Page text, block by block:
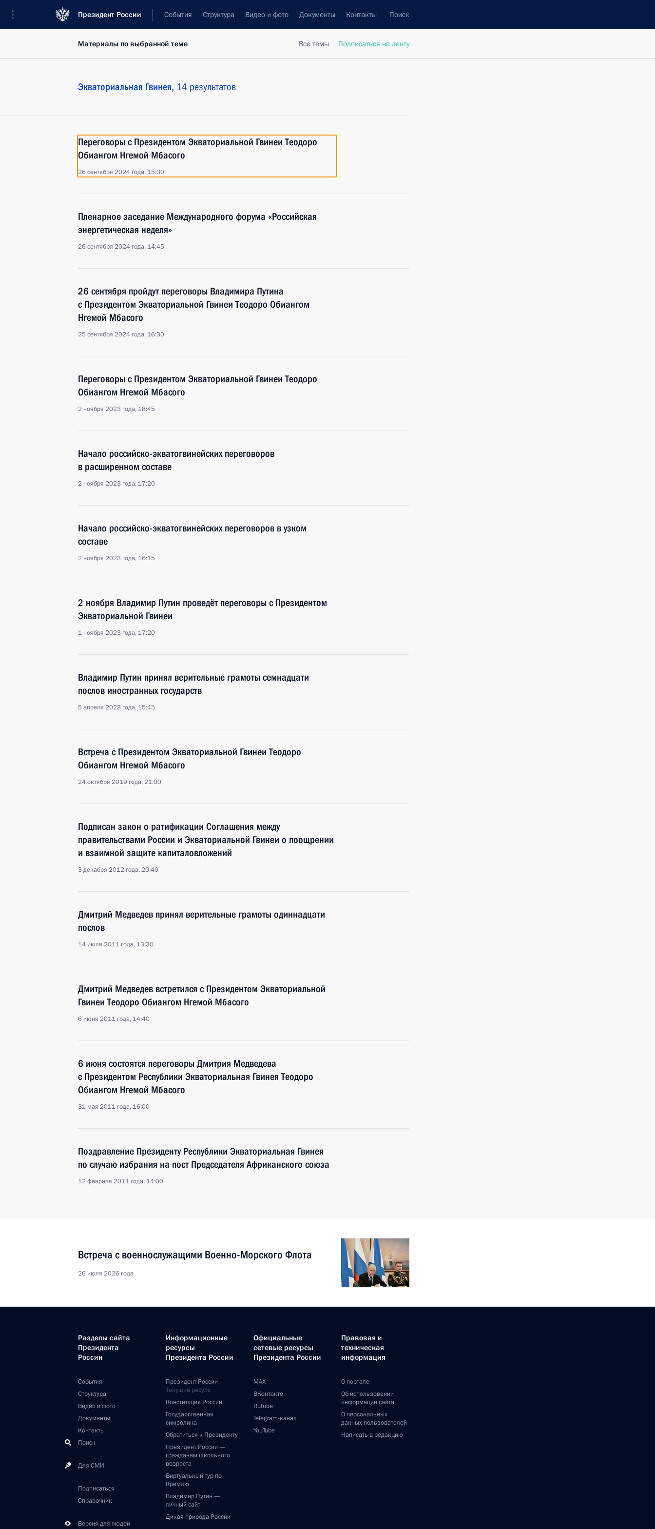
Президент России События Структура Видео и фото Документы Контакты Поиск
Все темы Подписаться на ленту
Материалы по выбранной теме
Экваториальная Гвинея, 14 результатов
Переговоры с Президентом Экваториальной Гвинеи Теодоро
Обиангом Нгемой Мбасого
26 сентября 2024 года, 15:30
Пленарное заседание Международного форума «Российская
энергетическая неделя»
26 сентября 2024 года, 14:45
26 сентября пройдут переговоры Владимира Путина
с Президентом Экваториальной Гвинеи Теодоро Обиангом
Нгемой Мбасого
25 сентября 2024 года, 16:30
Переговоры с Президентом Экваториальной Гвинеи Теодоро
Обиангом Нгемой Мбасого
2 ноября 2023 года, 18:45
Начало российско-экватогвинейских переговоров
в расширенном составе
2 ноября 2023 года, 17:20
Начало российско-экватогвинейских переговоров в узком
составе
2 ноября 2023 года, 16:15
2 ноября Владимир Путин проведёт переговоры с Президентом
Экваториальной Гвинеи
1 ноября 2023 года, 17:20
Владимир Путин принял верительные грамоты семнадцати
послов иностранных государств
5 апреля 2023 года, 15:45
Встреча с Президентом Экваториальной Гвинеи Теодоро
Обиангом Нгемой Мбасого
24 октября 2019 года, 21:00
Подписан закон о ратификации Соглашения между
правительствами России и Экваториальной Гвинеи о поощрении
и взаимной защите капиталовложений
3 декабря 2012 года, 20:40
Дмитрий Медведев принял верительные грамоты одиннадцати
послов
14 июля 2011 года, 13:30
Дмитрий Медведев встретился с Президентом Экваториальной
Гвинеи Теодоро Обиангом Нгемой Мбасого
6 июня 2011 года, 14:40
6 июня состоятся переговоры Дмитрия Медведева
с Президентом Республики Экваториальная Гвинея Теодоро
Обиангом Нгемой Мбасого
31 мая 2011 года, 16:00
Поздравление Президенту Республики Экваториальная Гвинея
по случаю избрания на пост Председателя Африканского союза
12 февраля 2011 года, 14:00
Встреча с военнослужащими Военно-Морского Флота
26 июля 2026 года
Разделы сайта
Президента
России
События
Структура
Видео и фото
Документы
Контакты
Поиск
Для СМИ
Подписаться
Справочник
Версия для людей
Информационные
ресурсы
Президента России
Президент России
Текущий ресурс
Конституция России
Государственная
символика
Обратиться к Президенту
Президент России —
гражданам школьного
возраста
Виртуальный тур по
Кремлю
Владимир Путин —
личный сайт
Дикая природа России
Официальные
сетевые ресурсы
Президента России
MAX
ВКонтакте
Rutube
Telegram-канал
YouTube
Правовая и
техническая
информация
О портале
Об использовании
информации сайта
О персональных
данных пользователей
Написать в редакцию